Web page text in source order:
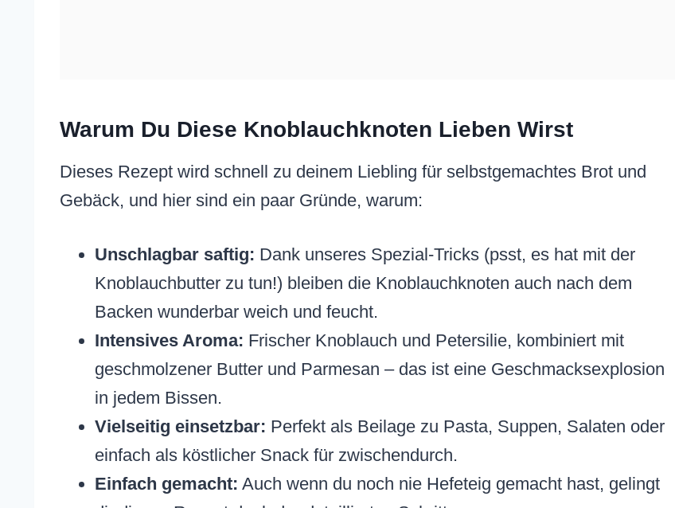
Warum Du Diese Knoblauchknoten Lieben Wirst
Dieses Rezept wird schnell zu deinem Liebling für selbstgemachtes Brot und
Gebäck, und hier sind ein paar Gründe, warum:
Unschlagbar saftig: Dank unseres Spezial-Tricks (psst, es hat mit der
Knoblauchbutter zu tun!) bleiben die Knoblauchknoten auch nach dem
Backen wunderbar weich und feucht.
Intensives Aroma: Frischer Knoblauch und Petersilie, kombiniert mit
geschmolzener Butter und Parmesan – das ist eine Geschmacksexplosion
in jedem Bissen.
Vielseitig einsetzbar: Perfekt als Beilage zu Pasta, Suppen, Salaten oder
einfach als köstlicher Snack für zwischendurch.
Einfach gemacht: Auch wenn du noch nie Hefeteig gemacht hast, gelingt